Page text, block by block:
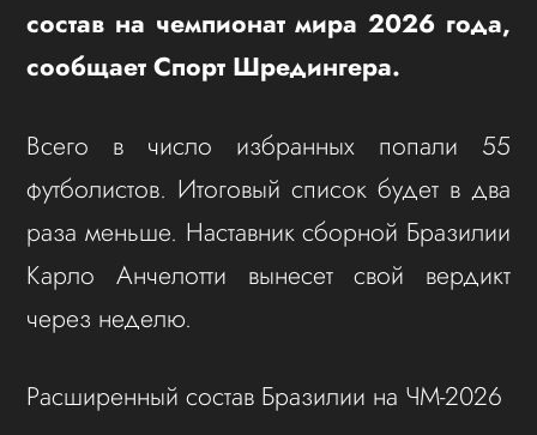
состав на чемпионат мира 2026 года,
сообщает Спорт Шредингера.
Всего в число избранных попали 55
футболистов. Итоговый список будет в два
раза меньше. Наставник сборной Бразилии
Карло Анчелотти вынесет свой вердикт
через неделю.
Расширенный состав Бразилии на ЧМ-2026